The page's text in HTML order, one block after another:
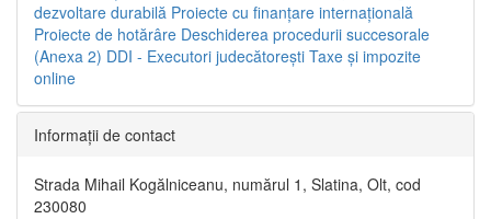
dezvoltare durabilă Proiecte cu finanţare internaţională
Proiecte de hotărâre Deschiderea procedurii succesorale
(Anexa 2) DDI - Executori judecătorești Taxe şi impozite
online
Informaţii de contact
Strada Mihail Kogălniceanu, numărul 1, Slatina, Olt, cod
230080